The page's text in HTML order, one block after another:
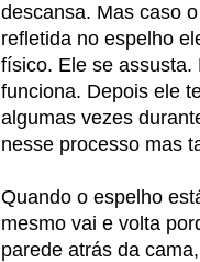
descansa. Mas caso
refletida no espelho
físico. Ele se assusta.
funciona. Depois ele
algumas vezes
nesse processo mas
Quando o espelho
mesmo vai e volta
parede atrás da